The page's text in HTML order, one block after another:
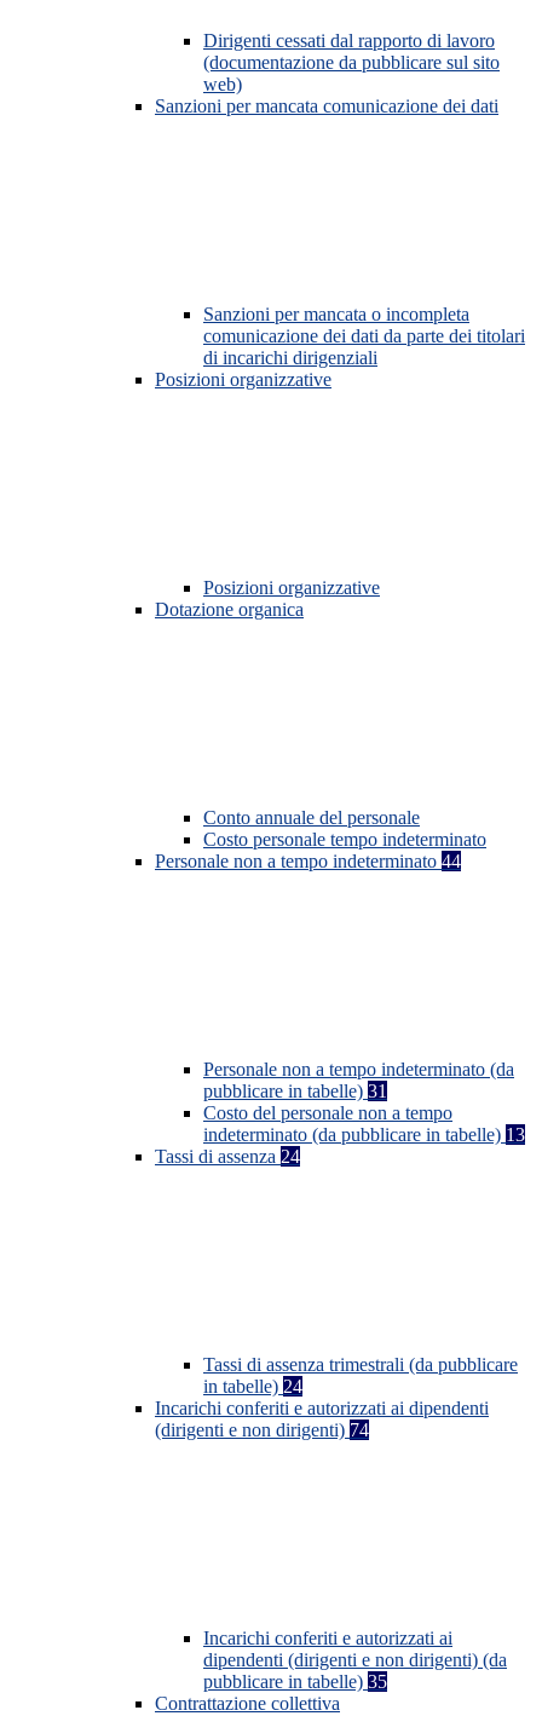
Dirigenti cessati dal rapporto di lavoro
(documentazione da pubblicare sul sito
web)
Sanzioni per mancata comunicazione dei dati
Sanzioni per mancata o incompleta
comunicazione dei dati da parte dei titolari
di incarichi dirigenziali
Posizioni organizzative
Posizioni organizzative
Dotazione organica
Conto annuale del personale
Costo personale tempo indeterminato
Personale non a tempo indeterminato 44
Personale non a tempo indeterminato (da
pubblicare in tabelle) 31
Costo del personale non a tempo
indeterminato (da pubblicare in tabelle) 13
Tassi di assenza 24
Tassi di assenza trimestrali (da pubblicare
in tabelle) 24
Incarichi conferiti e autorizzati ai dipendenti
(dirigenti e non dirigenti) 74
Incarichi conferiti e autorizzati ai
dipendenti (dirigenti e non dirigenti) (da
pubblicare in tabelle) 35
Contrattazione collettiva